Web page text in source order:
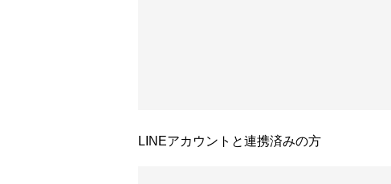
LINEアカウントと連携済みの方